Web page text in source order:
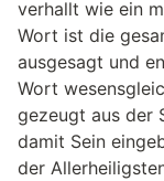
verhallt wie ein
Wort ist die
ausgesagt und
Wort
gezeugt aus der
damit Sein
der